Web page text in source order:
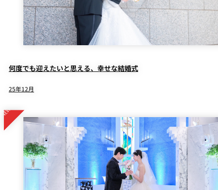
何度でも迎えたいと思える、幸せな結婚式
25年12月